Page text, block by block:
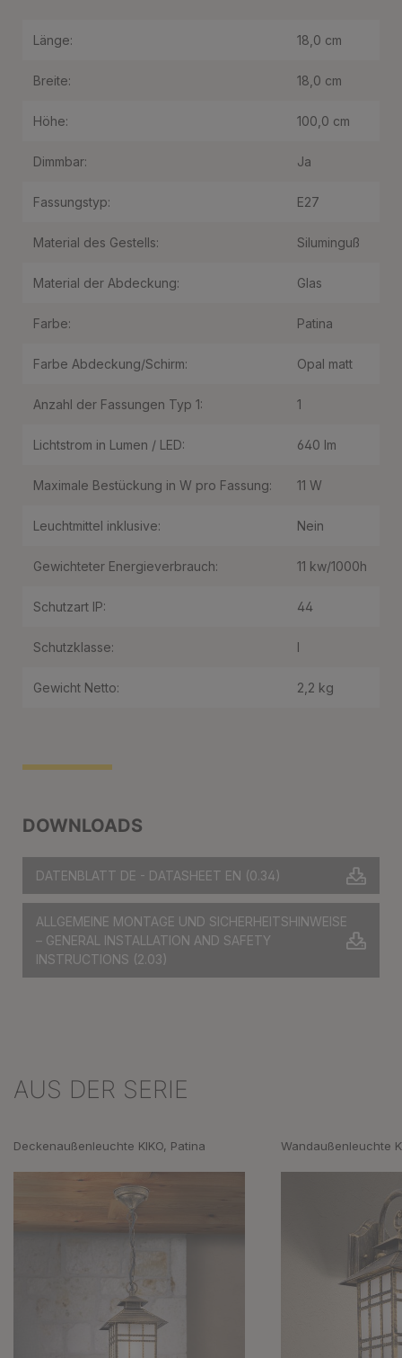
DOWNLOADS
DATENBLATT DE - DATASHEET EN (0.34)
ALLGEMEINE MONTAGE UND SICHERHEITSHINWEISE
– GENERAL INSTALLATION AND SAFETY
INSTRUCTIONS (2.03)
Länge: 18,0 cm
Breite: 18,0 cm
Höhe: 100,0 cm
Dimmbar: Ja
Fassungstyp: E27
Material des Gestells: Siluminguß
Material der Abdeckung: Glas
Farbe: Patina
Farbe Abdeckung/Schirm: Opal matt
Anzahl der Fassungen Typ 1: 1
Lichtstrom in Lumen / LED: 640 lm
Maximale Bestückung in W pro Fassung: 11 W
Leuchtmittel inklusive: Nein
Gewichteter Energieverbrauch: 11 kw/1000h
Schutzart IP: 44
Schutzklasse: I
Gewicht Netto: 2,2 kg
Produktgalerie überspringen
AUS DER SERIE
Deckenaußenleuchte KIKO, Patina Wandaußenleuchte